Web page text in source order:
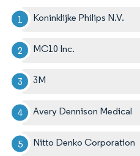
Koninklijke Philips N.V.
MC10 Inc.
3M
Avery Dennison Medical
Nitto Denko Corporation